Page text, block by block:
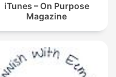
iTunes – On Purpose
Magazine